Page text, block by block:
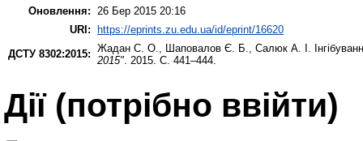
Оновлення: 26 Бер 2015 20:16
URI:
https://eprints.zu.edu.ua/id/eprint/16620
ДСТУ 8302:2015: Жадан С. О., Шаповалов Є. Б., Салюк А. І.
2015". 2015. С. 441–444.
Дії ​​(потрібно ввійти)